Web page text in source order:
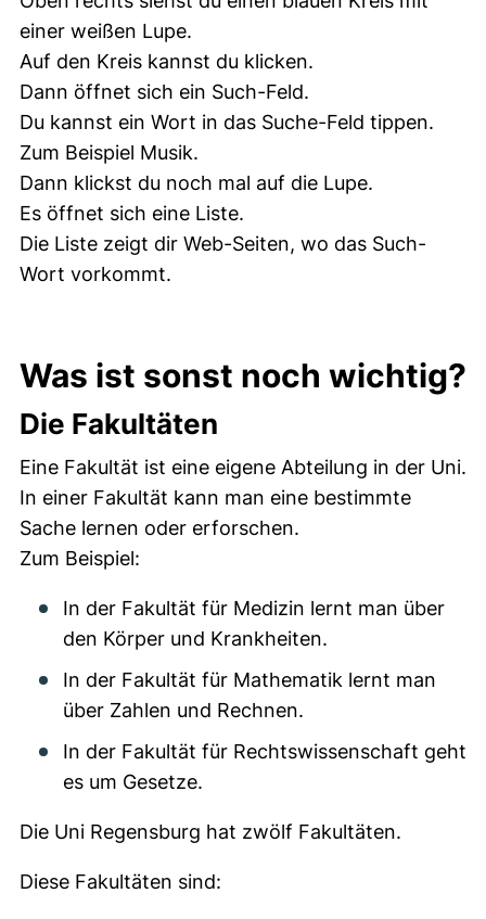
einer weißen Lupe.
Auf den Kreis kannst du klicken.
Dann öffnet sich ein Such-Feld.
Du kannst ein Wort in das Suche-Feld tippen.
Zum Beispiel Musik.
Dann klickst du noch mal auf die Lupe.
Es öffnet sich eine Liste.
Die Liste zeigt dir Web-Seiten, wo das Such-
Wort vorkommt.
Was ist sonst noch wichtig?
Die Fakultäten
Eine Fakultät ist eine eigene Abteilung in der Uni.
In einer Fakultät kann man eine bestimmte
Sache lernen oder erforschen.
Zum Beispiel:
In der Fakultät für Medizin lernt man über
den Körper und Krankheiten.
In der Fakultät für Mathematik lernt man
über Zahlen und Rechnen.
In der Fakultät für Rechtswissenschaft geht
es um Gesetze.
Die Uni Regensburg hat zwölf Fakultäten.
Diese Fakultäten sind: